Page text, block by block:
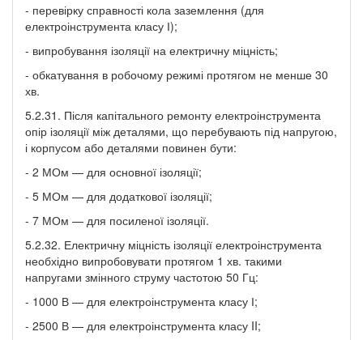
- перевірку справності кола заземлення (для
електроінструмента класу І);
- випробування ізоляції на електричну міцність;
- обкатування в робочому режимі протягом не менше 30
хв.
5.2.31. Після капітального ремонту електроінструмента
опір ізоляції між деталями, що перебувають під напругою,
і корпусом або деталями повинен бути:
- 2 МОм — для основної ізоляції;
- 5 МОм — для додаткової ізоляції;
- 7 МОм — для посиленої ізоляції.
5.2.32. Електричну міцність ізоляції електроінструмента
необхідно випробовувати протягом 1 хв. такими
напругами змінного струму частотою 50 Гц:
- 1000 В — для електроінструмента класу І;
- 2500 В — для електроінструмента класу II;